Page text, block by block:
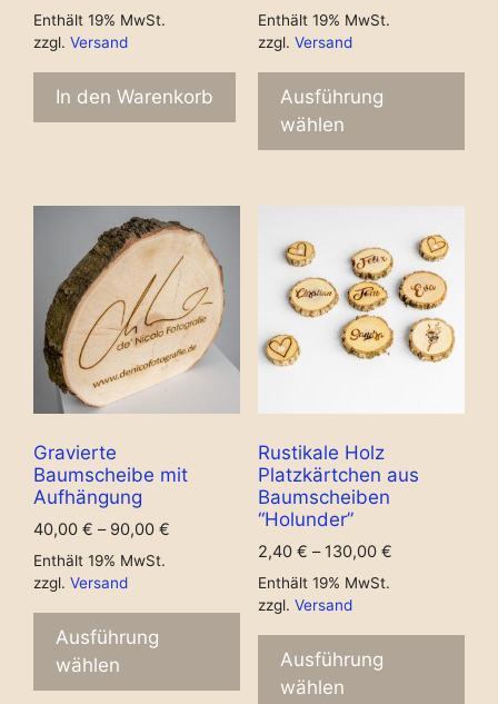
Enthält 19% MwSt.
zzgl. Versand
In den Warenkorb
Enthält 19% MwSt.
zzgl. Versand
Ausführung
wählen
Gravierte
Baumscheibe mit
Aufhängung
40,00 € – 90,00 €
Enthält 19% MwSt.
zzgl. Versand
Ausführung
wählen
Rustikale Holz
Platzkärtchen aus
Baumscheiben
“Holunder”
2,40 € – 130,00 €
Enthält 19% MwSt.
zzgl. Versand
Ausführung
wählen